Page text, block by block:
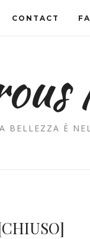
CONTACT
BELLEZZA È